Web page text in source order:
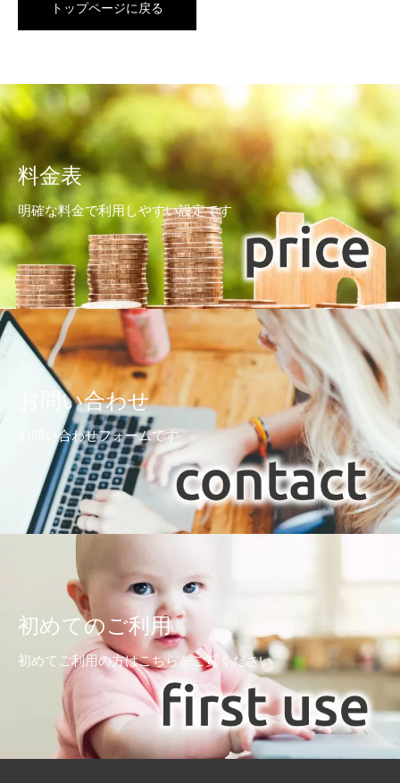
トップページに戻る
料金表
明確な料金で利用しやすい設定です
お問い合わせ
お問い合わせフォームです
初めてのご利用
初めてご利用の方はこちらをご覧ください